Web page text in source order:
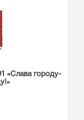
«Слава городу-